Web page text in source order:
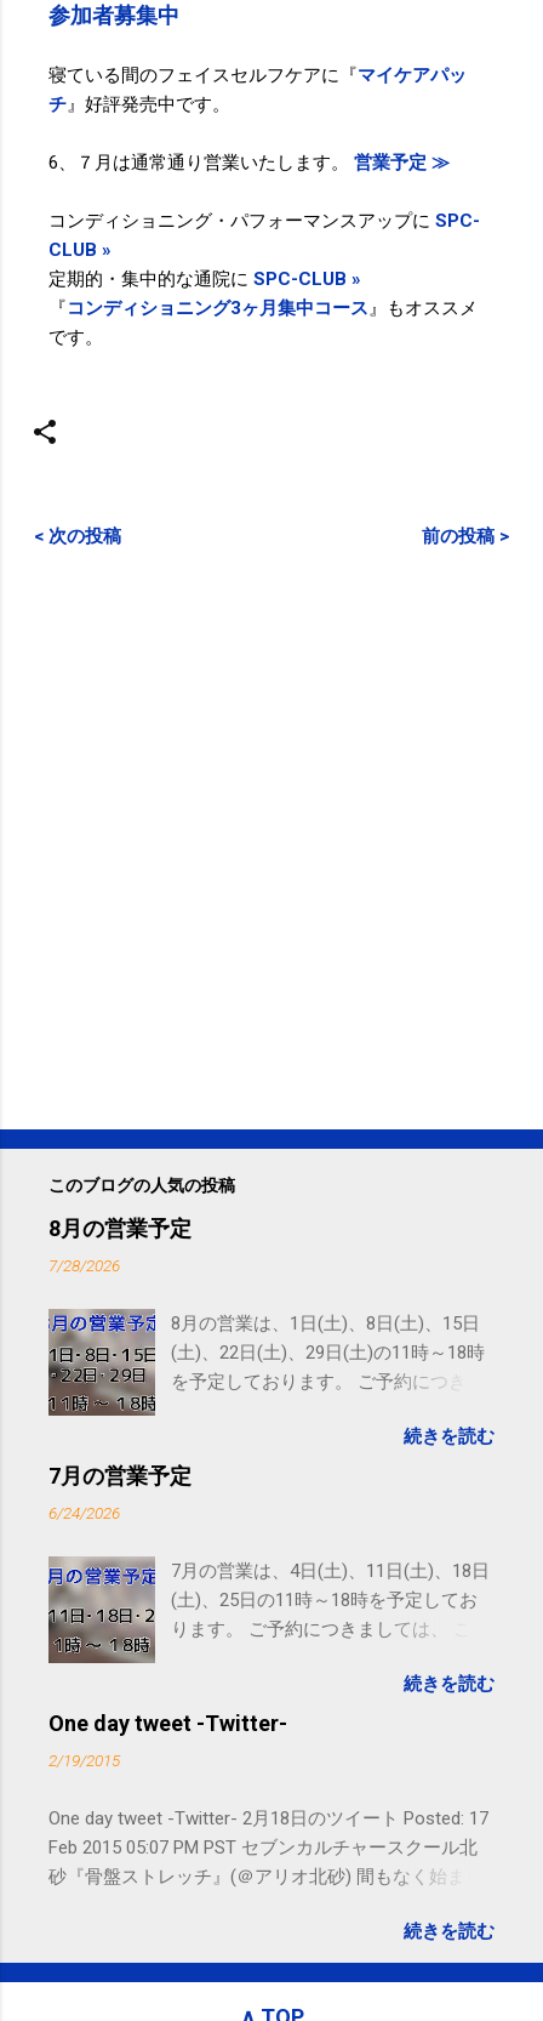
参加者募集中
寝ている間のフェイスセルフケアに『マイケアパッ
チ 』好評発売中です。
6、７月は通常通り営業いたします。 営業予定 ≫
コンディショニング・パフォーマンスアップに SPC-
CLUB »
定期的・集中的な通院に SPC-CLUB »
『コンディショニング3ヶ月集中コース 』もオススメ
です。
< 次の投稿 前の投稿 >
このブログの人気の投稿
8月の営業予定
7/28/2026
8月の営業は、1日(土)、8日(土)、15日
(土)、22日(土)、29日(土)の11時～18時
を予定しております。 ご予約につきま
す。 電話に出られないことがあります
ので、ご予約、お問い合わせは
続きを読む
7月の営業予定
6/24/2026
7月の営業は、4日(土)、11日(土)、18日
(土)、25日の11時～18時を予定してお
ります。 ご予約につきましては、 こち
れないことがありますので、ご予約、
お問い合わせはSMS（ショートメッセ
続きを読む
One day tweet -Twitter-
2/19/2015
One day tweet -Twitter- 2月18日のツイート Posted: 17
Feb 2015 05:07 PM PST セブンカルチャースクール北
砂『骨盤ストレッチ』(＠アリオ北砂) 間もなく始まり
subscribed to email updates from サクマフィジカルコ
ンディショニング(@SPCstyle) - Twilog To stop
続きを読む